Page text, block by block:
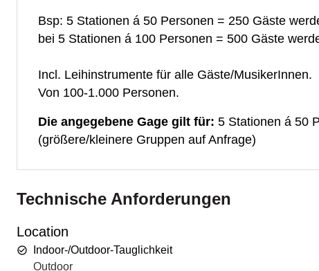
Bsp: 5 Stationen á 50 Personen = 250 Gäste
bei 5 Stationen á 100 Personen = 500 Gäste
Incl. Leihinstrumente für alle Gäste/MusikerInnen.
Von 100-1.000 Personen.
Die angegebene Gage gilt für: 5 Stationen á 50
(größere/kleinere Gruppen auf Anfrage)
Technische Anforderungen
Location
Indoor-/Outdoor-Tauglichkeit
Outdoor